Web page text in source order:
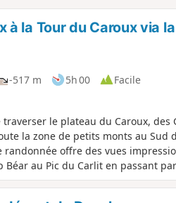
à la Tour du Caroux via
-517 m 5h 00
Facile
le plateau du Caroux, des
la zone de petits monts au Sud
randonnée offre des vues
Béar au Pic du Carlit en passant